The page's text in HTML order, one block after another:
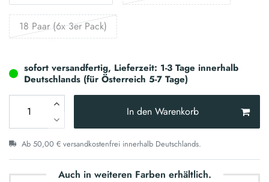
18 Paar (6x 3er Pack)
sofort versandfertig, Lieferzeit: 1-3 Tage innerhalb
Deutschlands (für Österreich 5-7 Tage)
In den Warenkorb
Ab 50,00 € versandkostenfrei innerhalb Deutschlands.
Auch in weiteren Farben erhältlich.